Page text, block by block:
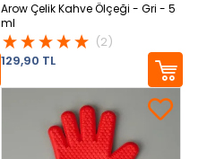
Arow Çelik Kahve Ölçeği - Gri - 5
ml
(2)
129,90 TL